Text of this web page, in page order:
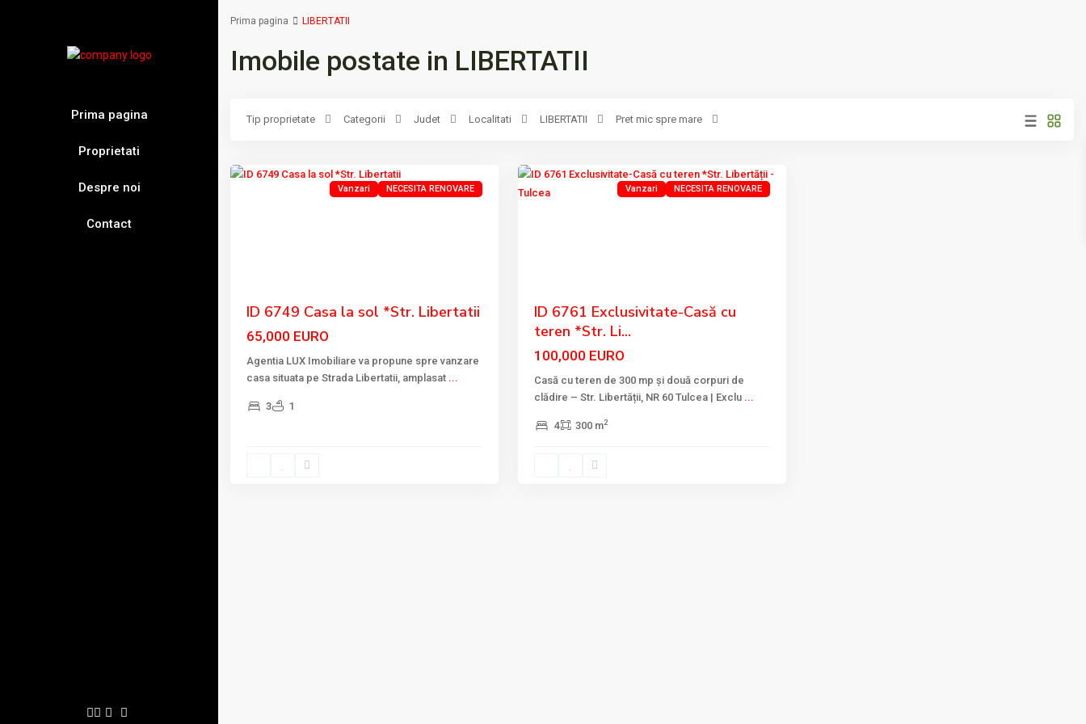
Prima pagina
Proprietati
Despre noi
Contact
Prima pagina LIBERTATII
Imobile postate in LIBERTATII
Tip proprietate Categorii Judet Localitati LIBERTATII Pret mic spre mare
Vanzari NECESITA RENOVARE
ID 6749 Casa la sol *Str. Libertatii
65,000 EURO
Agentia LUX Imobiliare va propune spre vanzare
casa situata pe Strada Libertatii, amplasat ...
3 1
Vanzari NECESITA RENOVARE
ID 6761 Exclusivitate-Casă cu
teren *Str. Li...
100,000 EURO
Casă cu teren de 300 mp și două corpuri de
clădire – Str. Libertății, NR 60 Tulcea | Exclu ...
4 300 m2